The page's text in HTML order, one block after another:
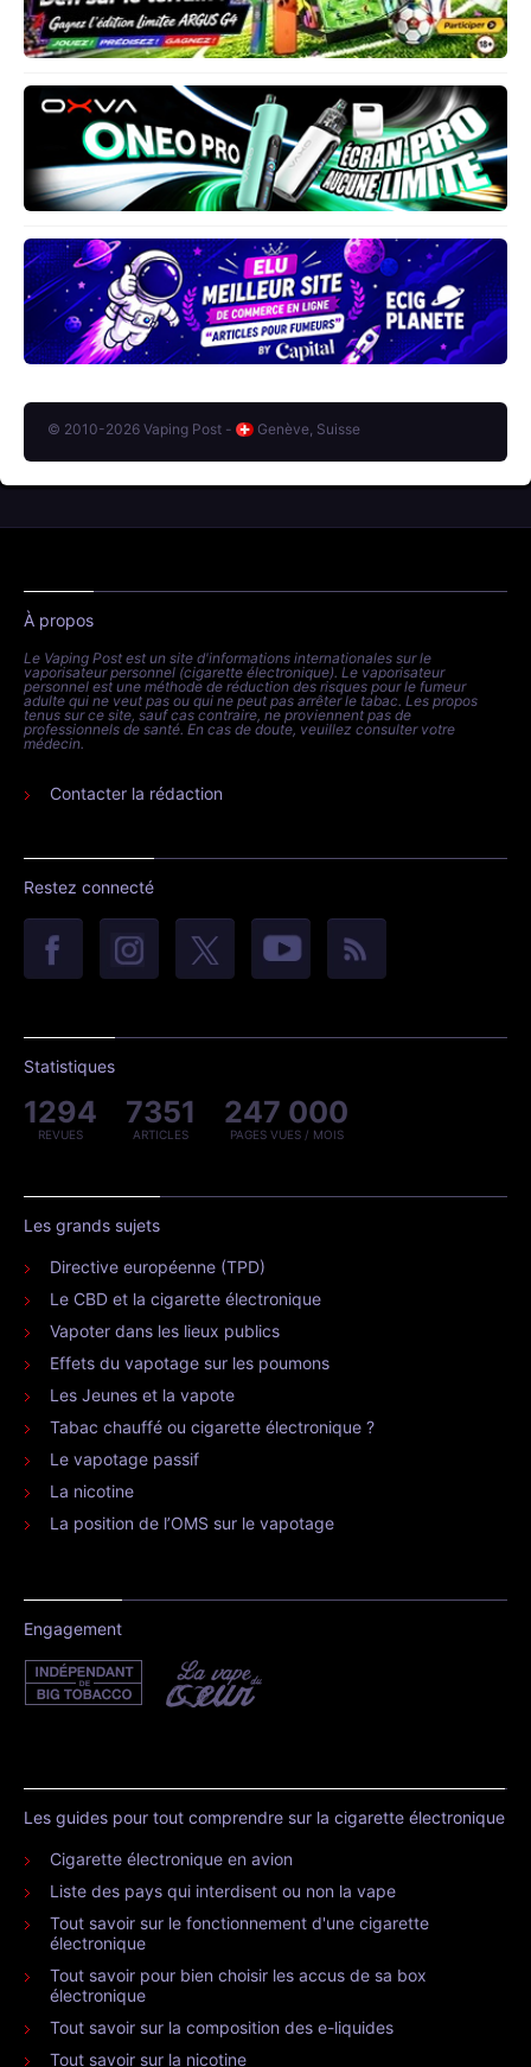
© 2010-2026 Vaping Post - Genève, Suisse
À propos
Le Vaping Post est un site d'informations internationales sur le
vaporisateur personnel (cigarette électronique). Le vaporisateur
personnel est une méthode de réduction des risques pour le fumeur
adulte qui ne veut pas ou qui ne peut pas arrêter le tabac. Les propos
tenus sur ce site, sauf cas contraire, ne proviennent pas de
professionnels de santé. En cas de doute, veuillez consulter votre
médecin.
Contacter la rédaction
Restez connecté
Statistiques
1294
REVUES
7351
ARTICLES
247 000
PAGES VUES / MOIS
Les grands sujets
Directive européenne (TPD)
Le CBD et la cigarette électronique
Vapoter dans les lieux publics
Effets du vapotage sur les poumons
Les Jeunes et la vapote
Tabac chauffé ou cigarette électronique ?
Le vapotage passif
La nicotine
La position de l’OMS sur le vapotage
Engagement
Les guides pour tout comprendre sur la cigarette électronique
Cigarette électronique en avion
Liste des pays qui interdisent ou non la vape
Tout savoir sur le fonctionnement d'une cigarette
électronique
Tout savoir pour bien choisir les accus de sa box
électronique
Tout savoir sur la composition des e-liquides
Tout savoir sur la nicotine